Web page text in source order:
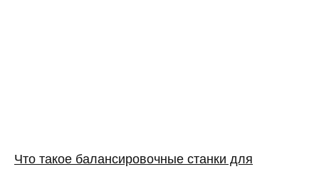
Что такое балансировочные станки для